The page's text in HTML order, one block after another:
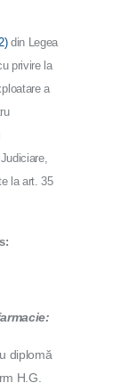
din Legea
privire la
a
la art. 35
diplomă
H.G.